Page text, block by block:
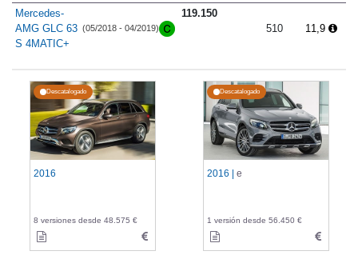
Mercedes-
AMG GLC 63
S 4MATIC+
(05/2018 - 04/2019)
119.150
510
11,9
Descatalogado
2016
8 versiones desde 48.575 €
Descatalogado
2016 | e
1 versión desde 56.450 €